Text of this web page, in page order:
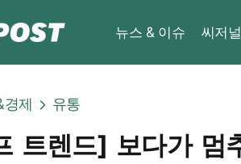
뉴스 & 이슈 씨저
경제 유통
트렌드] 보다가 멈